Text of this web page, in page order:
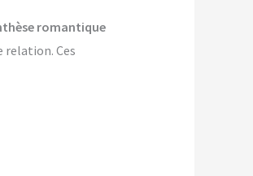
romantique
relation. Ces